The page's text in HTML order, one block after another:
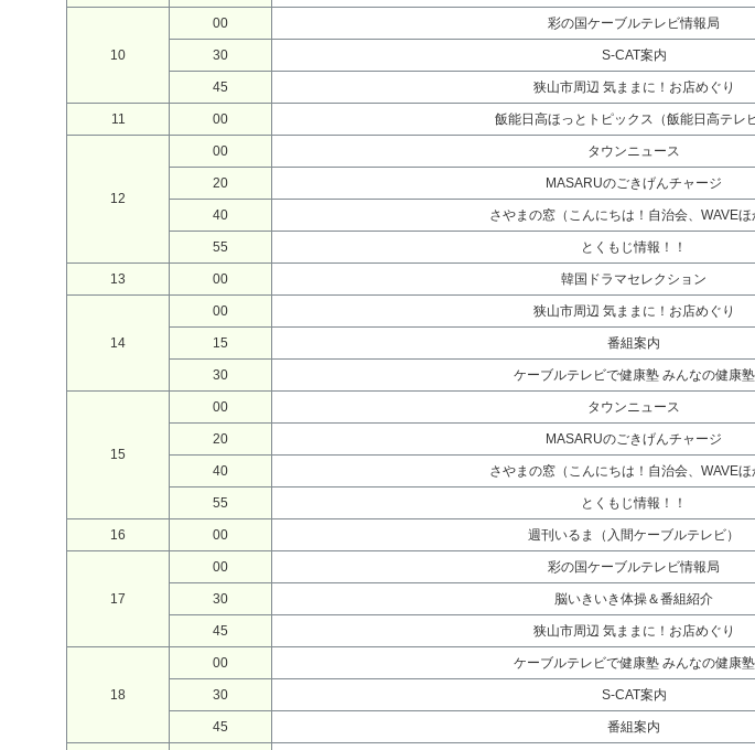
10
00 彩の国ケーブルテレビ情報局
30 S-CAT案内
45 狭山市周辺 気ままに！お店めぐり
11 00 飯能日高ほっとトピックス（飯能日高テレビ
12
00 タウンニュース
20 MASARUのごきげんチャージ
40 さやまの窓（こんにちは！自治会、WAVEほ
55 とくもじ情報！！
13 00 韓国ドラマセレクション
14
00 狭山市周辺 気ままに！お店めぐり
15 番組案内
30 ケーブルテレビで健康塾 みんなの健康塾
15
00 タウンニュース
20 MASARUのごきげんチャージ
40 さやまの窓（こんにちは！自治会、WAVEほ
55 とくもじ情報！！
16 00 週刊いるま（入間ケーブルテレビ）
17
00 彩の国ケーブルテレビ情報局
30 脳いきいき体操＆番組紹介
45 狭山市周辺 気ままに！お店めぐり
18
00 ケーブルテレビで健康塾 みんなの健康塾
30 S-CAT案内
45 番組案内